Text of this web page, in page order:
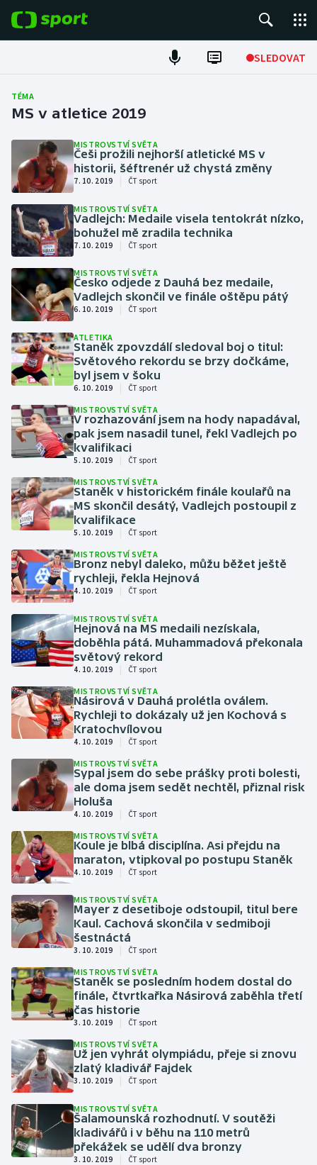
SLEDOVAT
Fotbal
Tenis
Atletika
Cyklistika
DALŠÍ SPORTY
Americký fotbal
Basketbal
Boby a skeleton
Curling
Dostihy
Florbal
Futsal
Golf
Gymnastika
Házená
Jezdectví
Judo
Krasobruslení
Lezení
Lyže a snowboard
Moderní pětiboj
Motorsport
Olympijské hry
Parasport
Plavání
Plážový volejbal
Ragby
Rychlobruslení
NEPŘEHLÉDNĚTE
Historické návraty
AZ kvíz
TÉMA
MS v atletice 2019
MISTROVSTVÍ SVĚTA
Češi prožili nejhorší atletické MS v
historii, šéftrenér už chystá změny
7. 10. 2019 ČT sport
MISTROVSTVÍ SVĚTA
Vadlejch: Medaile visela tentokrát nízko,
bohužel mě zradila technika
7. 10. 2019 ČT sport
MISTROVSTVÍ SVĚTA
Česko odjede z Dauhá bez medaile,
Vadlejch skončil ve finále oštěpu pátý
6. 10. 2019 ČT sport
ATLETIKA
Staněk zpovzdálí sledoval boj o titul:
Světového rekordu se brzy dočkáme,
byl jsem v šoku
6. 10. 2019 ČT sport
MISTROVSTVÍ SVĚTA
V rozhazování jsem na hody napadával,
pak jsem nasadil tunel, řekl Vadlejch po
kvalifikaci
5. 10. 2019 ČT sport
MISTROVSTVÍ SVĚTA
Staněk v historickém finále koulařů na
MS skončil desátý, Vadlejch postoupil z
kvalifikace
5. 10. 2019 ČT sport
MISTROVSTVÍ SVĚTA
Bronz nebyl daleko, můžu běžet ještě
rychleji, řekla Hejnová
4. 10. 2019 ČT sport
MISTROVSTVÍ SVĚTA
Hejnová na MS medaili nezískala,
doběhla pátá. Muhammadová překonala
světový rekord
4. 10. 2019 ČT sport
MISTROVSTVÍ SVĚTA
Násirová v Dauhá prolétla oválem.
Rychleji to dokázaly už jen Kochová s
Kratochvílovou
4. 10. 2019 ČT sport
MISTROVSTVÍ SVĚTA
Sypal jsem do sebe prášky proti bolesti,
ale doma jsem sedět nechtěl, přiznal risk
Holuša
4. 10. 2019 ČT sport
MISTROVSTVÍ SVĚTA
Koule je blbá disciplína. Asi přejdu na
maraton, vtipkoval po postupu Staněk
4. 10. 2019 ČT sport
MISTROVSTVÍ SVĚTA
Mayer z desetiboje odstoupil, titul bere
Kaul. Cachová skončila v sedmiboji
šestnáctá
3. 10. 2019 ČT sport
MISTROVSTVÍ SVĚTA
Staněk se posledním hodem dostal do
finále, čtvrtkařka Násirová zaběhla třetí
čas historie
3. 10. 2019 ČT sport
MISTROVSTVÍ SVĚTA
Už jen vyhrát olympiádu, přeje si znovu
zlatý kladivář Fajdek
3. 10. 2019 ČT sport
MISTROVSTVÍ SVĚTA
Šalamounská rozhodnutí. V soutěži
kladivářů i v běhu na 110 metrů
překážek se udělí dva bronzy
3. 10. 2019 ČT sport